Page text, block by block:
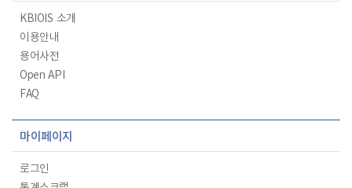
KBIOIS 소개
이용안내
용어사전
Open API
FAQ
마이페이지
로그인